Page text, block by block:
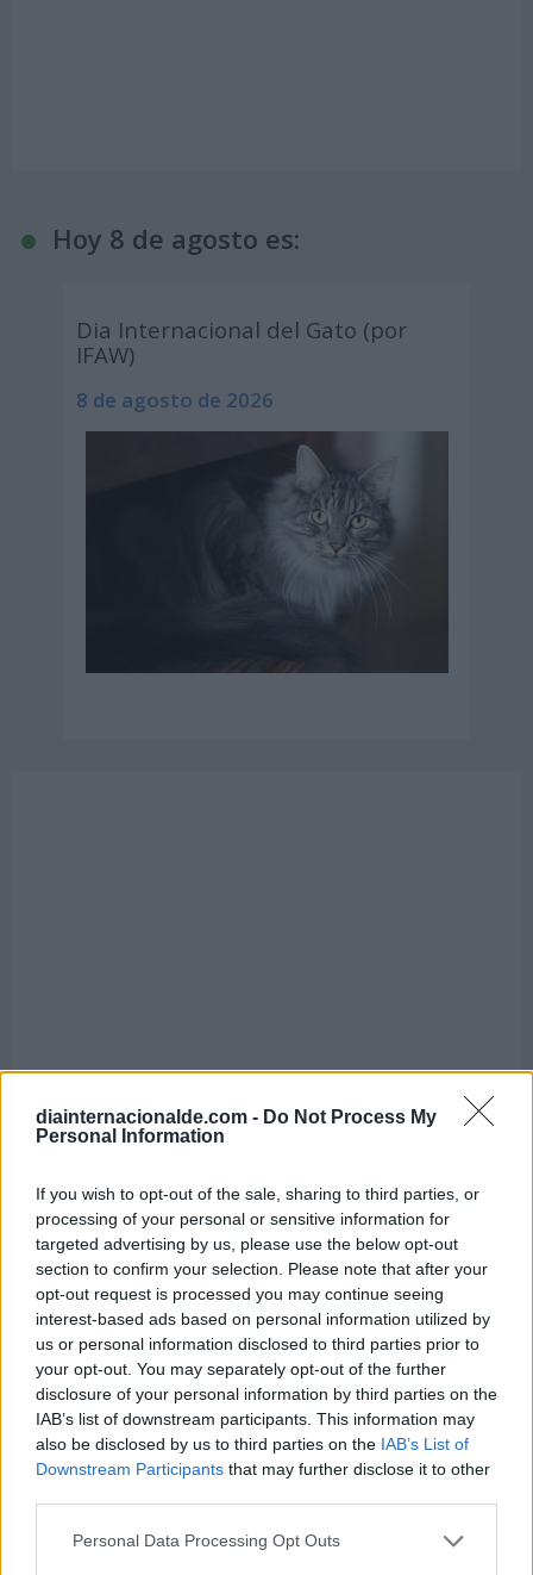
diainternacionalde.com - Do Not Process My
Personal Information
If you wish to opt-out of the sale, sharing to third parties, or
processing of your personal or sensitive information for
targeted advertising by us, please use the below opt-out
section to confirm your selection. Please note that after your
opt-out request is processed you may continue seeing
interest-based ads based on personal information utilized by
us or personal information disclosed to third parties prior to
your opt-out. You may separately opt-out of the further
disclosure of your personal information by third parties on the
IAB’s list of downstream participants. This information may
also be disclosed by us to third parties on the IAB’s List of
Downstream Participants that may further disclose it to other
Personal Data Processing Opt Outs
Hoy 8 de agosto es:
Dia Internacional del Gato (por
IFAW)
8 de agosto de 2026
Día Internacional del Orgasmo
Femenino
8 de agosto de 2026